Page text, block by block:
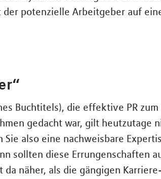
potenzielle Arbeitgeber auf
Buchtitels), die effektive PR zum
gedacht war, gilt heutzutage
also eine nachweisbare
sollten diese Errungenschaften
näher, als die gängigen